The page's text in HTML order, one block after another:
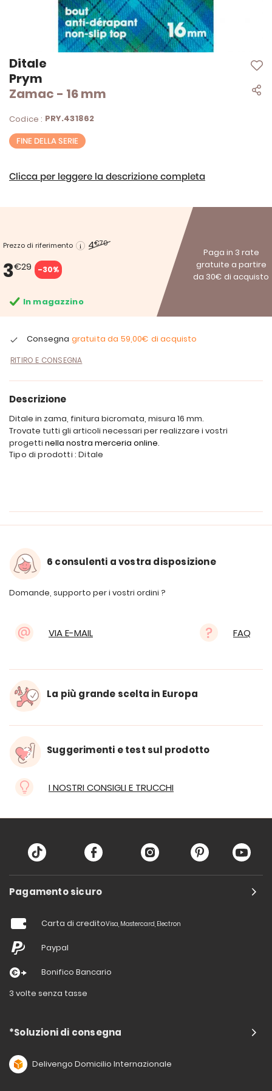
Ditale
Prym
Zamac - 16 mm
Codice : PRY.431862
FINE DELLA SERIE
Clicca per leggere la descrizione completa
Prezzo di riferimento 4€70
3€29 -30%
Paga in 3 rate
gratuite a partire
da 30€ di acquisto
In magazzino
Consegna gratuita da 59,00€ di acquisto
RITIRO E CONSEGNA
Vai
all'inizio
della
galleria
immagini
Descrizione
Ditale in zama, finitura bicromata, misura 16 mm.
Trovate tutti gli articoli necessari per realizzare i vostri
progetti nella nostra merceria online.
Tipo di prodotti : Ditale
6 consulenti a vostra disposizione
Domande, supporto per i vostri ordini ?
VIA E-MAIL FAQ
La più grande scelta in Europa
Suggerimenti e test sul prodotto
I NOSTRI CONSIGLI E TRUCCHI
Pagamento sicuro
Carta di creditoVisa, Mastercard, Electron
Paypal
Bonifico Bancario
3 volte senza tasse
*Soluzioni di consegna
Delivengo Domicilio Internazionale